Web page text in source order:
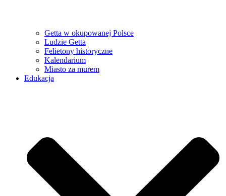
Getta w okupowanej Polsce
Ludzie Getta
Felietony historyczne
Kalendarium
Miasto za murem
Edukacja